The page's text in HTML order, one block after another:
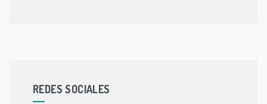
REDES SOCIALES